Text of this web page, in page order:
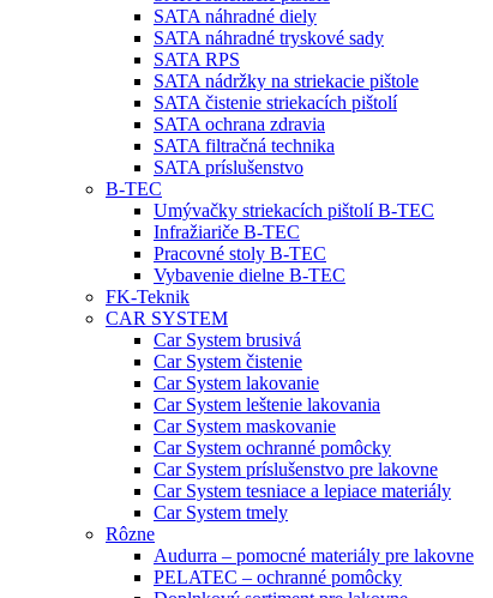
SATA náhradné diely
SATA náhradné tryskové sady
SATA RPS
SATA nádržky na striekacie pištole
SATA čistenie striekacích pištolí
SATA ochrana zdravia
SATA filtračná technika
SATA príslušenstvo
B-TEC
Umývačky striekacích pištolí B-TEC
Infražiariče B-TEC
Pracovné stoly B-TEC
Vybavenie dielne B-TEC
FK-Teknik
CAR SYSTEM
Car System brusivá
Car System čistenie
Car System lakovanie
Car System leštenie lakovania
Car System maskovanie
Car System ochranné pomôcky
Car System príslušenstvo pre lakovne
Car System tesniace a lepiace materiály
Car System tmely
Rôzne
Audurra – pomocné materiály pre lakovne
PELATEC – ochranné pomôcky